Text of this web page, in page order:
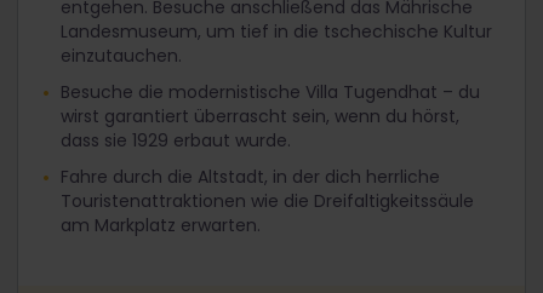
entgehen. Besuche anschließend das Mährische
Landesmuseum, um tief in die tschechische Kultur
einzutauchen.
Besuche die modernistische Villa Tugendhat – du
wirst garantiert überrascht sein, wenn du hörst,
dass sie 1929 erbaut wurde.
Fahre durch die Altstadt, in der dich herrliche
Touristenattraktionen wie die Dreifaltigkeitssäule
am Markplatz erwarten.